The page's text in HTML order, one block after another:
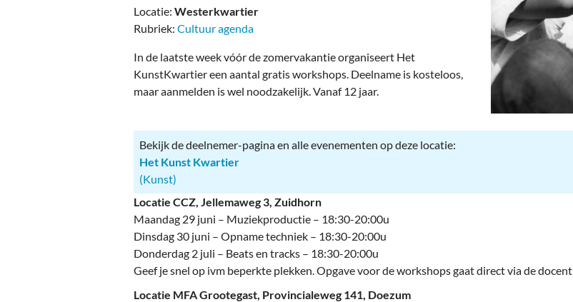
Zuidhorners
On-line bestellen in
Financiën, Makelaars &
Diensten, Gemak & Zakelijk
(Ver) Bouw & Onderhoud
Bedrijven in de Regio
Locatie: Westerkwartier
Rubriek: Cultuur agenda
In de laatste week vóór de zomervakantie organiseert Het
KunstKwartier een aantal gratis workshops. Deelname is kosteloos,
maar aanmelden is wel noodzakelijk. Vanaf 12 jaar.
Bekijk de deelnemer-pagina en alle evenementen op deze locatie:
Het Kunst Kwartier
(Kunst)
Locatie CCZ, Jellemaweg 3, Zuidhorn
Maandag 29 juni – Muziekproductie – 18:30-20:00u
Dinsdag 30 juni – Opname techniek – 18:30-20:00u
Donderdag 2 juli – Beats en tracks – 18:30-20:00u
Geef je snel op ivm beperkte plekken. Opgave voor de workshops gaat direct via de
Locatie MFA Grootegast, Provincialeweg 141, Doezum